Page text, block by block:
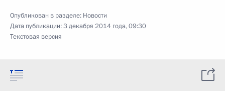
Опубликован в разделе: Новости
Дата публикации:3 декабря 2014 года, 09:30
Текстовая версия